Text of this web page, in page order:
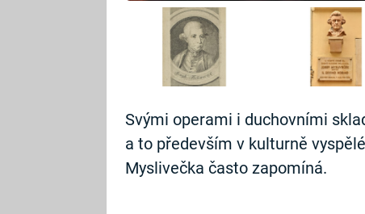
Svými operami i duchovními
a to především v kulturně
Myslivečka často zapomíná.